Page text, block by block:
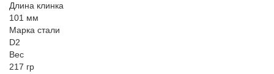
Длина клинка
101 мм
Марка стали
D2
Вес
217 гр